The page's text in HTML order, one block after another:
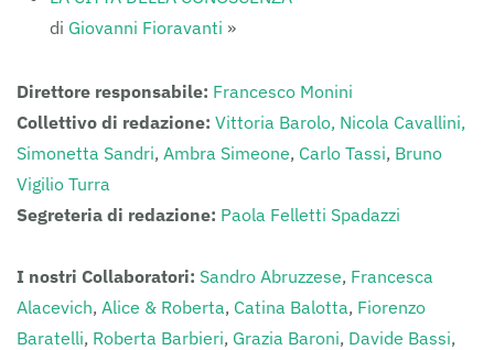
di Giovanni Fioravanti »
Direttore responsabile: Francesco Monini
Collettivo di redazione: Vittoria Barolo, Nicola Cavallini,
Simonetta Sandri, Ambra Simeone, Carlo Tassi, Bruno
Vigilio Turra
Segreteria di redazione: Paola Felletti Spadazzi
I nostri Collaboratori: Sandro Abruzzese, Francesca
Alacevich, Alice & Roberta, Catina Balotta, Fiorenzo
Baratelli, Roberta Barbieri, Grazia Baroni, Davide Bassi,